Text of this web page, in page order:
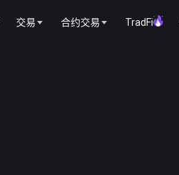
交易 合约交易 TradFi